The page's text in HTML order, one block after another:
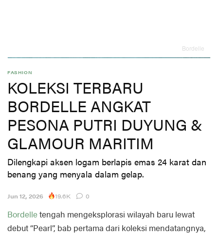
Bordelle
FASHION
KOLEKSI TERBARU
BORDELLE ANGKAT
PESONA PUTRI DUYUNG &
GLAMOUR MARITIM
Dilengkapi aksen logam berlapis emas 24 karat dan
benang yang menyala dalam gelap.
Jun 12, 2026 19.6K 0
Bordelletengah mengeksplorasi wilayah baru lewat
debut “Pearl”, bab pertama dari koleksi mendatangnya,